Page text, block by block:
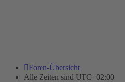
Foren-Übersicht
Alle Zeiten sind UTC+02:00